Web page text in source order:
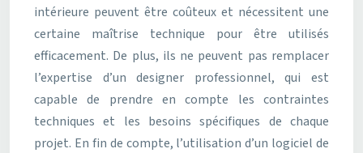
intérieure peuvent être coûteux et nécessitent une
certaine maîtrise technique pour être utilisés
efficacement. De plus, ils ne peuvent pas remplacer
l’expertise d’un designer professionnel, qui est
capable de prendre en compte les contraintes
techniques et les besoins spécifiques de chaque
projet. En fin de compte, l’utilisation d’un logiciel de